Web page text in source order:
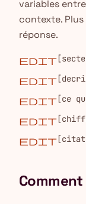
variables
contexte.
réponse.
edit
edit
edit[ce
edit
edit